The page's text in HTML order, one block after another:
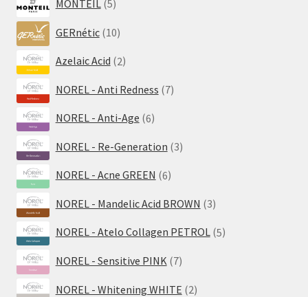
MONTEIL 5
GERnétic 1010
Azelaic Acid 22
NOREL - Anti Redness 77
NOREL - Anti-Age 66
NOREL - Re-Generation 33
NOREL - Acne GREEN 66
NOREL - Mandelic Acid BROWN 33
NOREL - Atelo Collagen PETROL 55
NOREL - Sensitive PINK 77
NOREL - Whitening WHITE 22